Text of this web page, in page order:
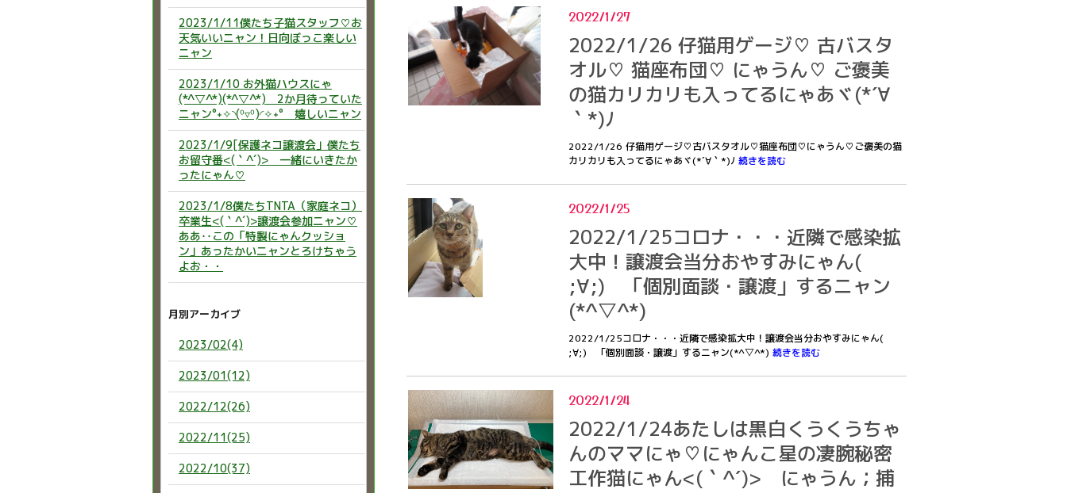
2022/1/27
2022/1/26 仔猫用ゲージ♡ 古バスタ
オル♡ 猫座布団♡ にゃうん♡ ご褒美
の猫カリカリも入ってるにゃあヾ(*´∀
｀*)ﾉ
2022/1/26 仔猫用ゲージ♡古バスタオル♡猫座布団♡にゃうん♡ご褒美の猫
カリカリも入ってるにゃあヾ(*´∀｀*)ﾉ 続きを読む
2022/1/25
2022/1/25コロナ・・・近隣で感染拡
大中！譲渡会当分おやすみにゃん(
;∀;) 「個別面談・譲渡」するニャン
(*^▽^*)
2022/1/25コロナ・・・近隣で感染拡大中！譲渡会当分おやすみにゃん(
;∀;) 「個別面談・譲渡」するニャン(*^▽^*) 続きを読む
2022/1/24
2022/1/24あたしは黒白くうくうちゃ
んのママにゃ♡にゃんこ星の凄腕秘密
工作猫にゃん<(｀^´)> にゃうん；捕
2023/1/11僕たち子猫スタッフ♡お
天気いいニャン！日向ぼっこ楽しい
ニャン
2023/1/10 お外猫ハウスにゃ
(*^▽^*)(*^▽^*) 2か月待っていた
ニャン°˖✧◝(⁰▿⁰)◜✧˖° 嬉しいニャン
2023/1/9[保護ネコ譲渡会」僕たち
お留守番<(｀^´)> 一緒にいきたか
ったにゃん♡
2023/1/8僕たちTNTA（家庭ネコ）
卒業生<(｀^´)>譲渡会参加ニャン♡
ああ‥この「特製にゃんクッショ
ン」あったかいニャンとろけちゃう
よお・・
月別アーカイブ
2023/02(4)
2023/01(12)
2022/12(26)
2022/11(25)
2022/10(37)